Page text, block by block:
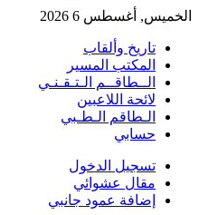
الخميس, أغسطس 6 2026
تاريخ وألقاب
المكتب المسير
الــطاقــم الـتـقـنـي
لائحة اللاعبين
الـطاقم الـطـبي
حسابي
تسجيل الدخول
مقال عشوائي
إضافة عمود جانبي